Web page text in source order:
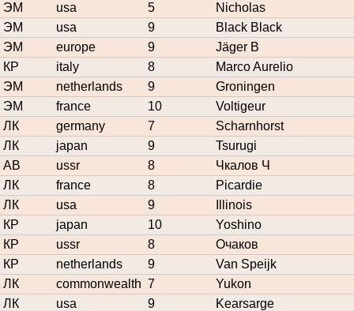
ЭМ
usa 5
Nicholas
ЭМ
usa 9
Black Black
ЭМ
europe 9
Jäger B
КР
italy 8
Marco Aurelio
ЭМ
netherlands 9
Groningen
ЭМ
france 10
Voltigeur
ЛК
germany 7
Scharnhorst
ЛК
japan 9
Tsurugi
АВ
ussr 8
Чкалов Ч
ЛК
france 8
Picardie
ЛК
usa 9
Illinois
КР
japan 10
Yoshino
КР
ussr 8
Очаков
КР
netherlands 9
Van Speijk
ЛК
commonwealth 7
Yukon
ЛК
usa 9
Kearsarge